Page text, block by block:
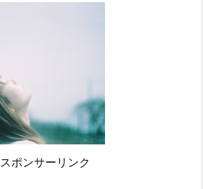
スポンサーリンク